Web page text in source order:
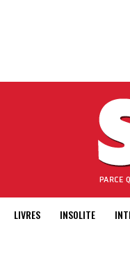
LIVRES INSOLITE